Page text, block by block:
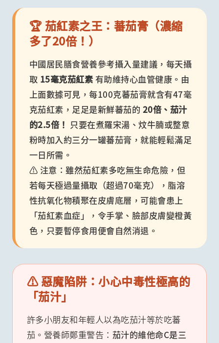
🏆 茄紅素之王：蕃茄膏（濃縮
多了20倍！）
中國居民膳食營養參考攝入量建議，每天攝
取 15毫克茄紅素有助維持心血管健康。由
上面數據可見，每100克蕃茄膏就含有47毫
克茄紅素，足足是新鮮蕃茄的 20倍、茄汁
的2.5倍！ 只要在煮羅宋湯、炆牛腩或整意
粉時加入約三分一罐蕃茄膏，就能輕鬆滿足
一日所需。
⚠️ 注意：雖然茄紅素多吃無生命危險，但
若每天極過量攝取（超過70毫克），脂溶
性抗氧化物積聚在皮膚底層，可能會患上
「茄紅素血症」，令手掌、臉部皮膚變橙黃
色，只要暫停食用便會自然消退。
⚠️ 惡魔陷阱：小心中毒性極高的
「茄汁」
許多小朋友和年輕人以為吃茄汁等於吃蕃
茄。營養師鄭重警告： 茄汁的維他命C是三